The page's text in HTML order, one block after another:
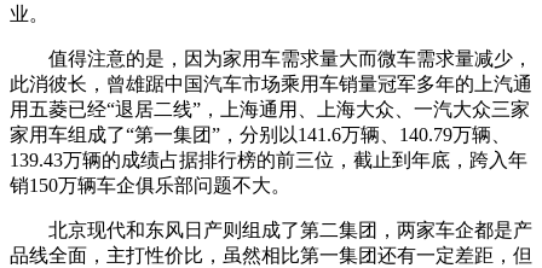
业。
值得注意的是，因为家用车需求量大而微车需求量减少，
此消彼长，曾雄踞中国汽车市场乘用车销量冠军多年的上汽通
用五菱已经“退居二线”，上海通用、上海大众、一汽大众三家
家用车组成了“第一集团”，分别以141.6万辆、140.79万辆、
139.43万辆的成绩占据排行榜的前三位，截止到年底，跨入年
销150万辆车企俱乐部问题不大。
北京现代和东风日产则组成了第二集团，两家车企都是产
品线全面，主打性价比，虽然相比第一集团还有一定差距，但